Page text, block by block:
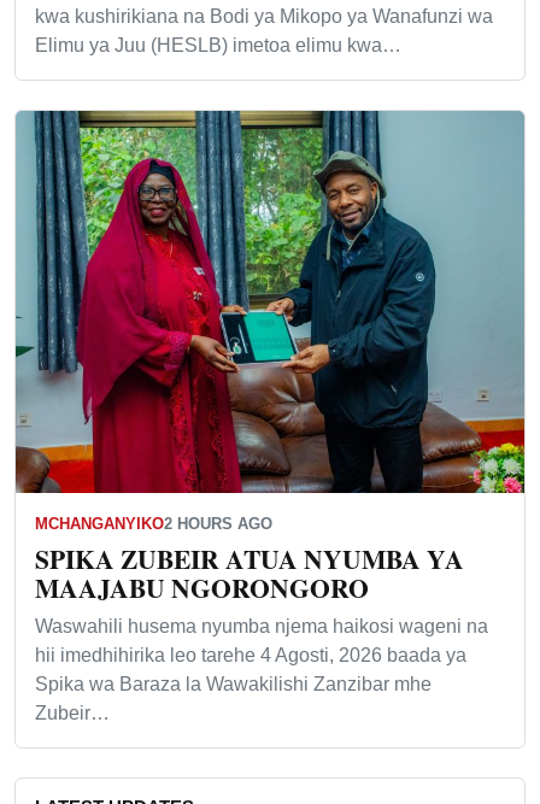
kwa kushirikiana na Bodi ya Mikopo ya Wanafunzi wa
Elimu ya Juu (HESLB) imetoa elimu kwa…
MCHANGANYIKO2 HOURS AGO
SPIKA ZUBEIR ATUA NYUMBA YA
MAAJABU NGORONGORO
Waswahili husema nyumba njema haikosi wageni na
hii imedhihirika leo tarehe 4 Agosti, 2026 baada ya
Spika wa Baraza la Wawakilishi Zanzibar mhe
Zubeir…